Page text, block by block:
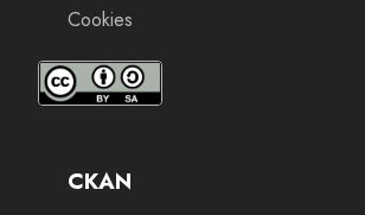
Cookies
CKAN